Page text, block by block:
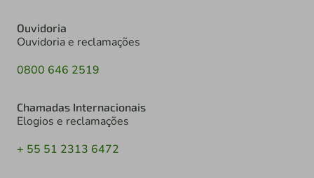
Ouvidoria
Ouvidoria e reclamações
0800 646 2519
Chamadas Internacionais
Elogios e reclamações
+ 55 51 2313 6472